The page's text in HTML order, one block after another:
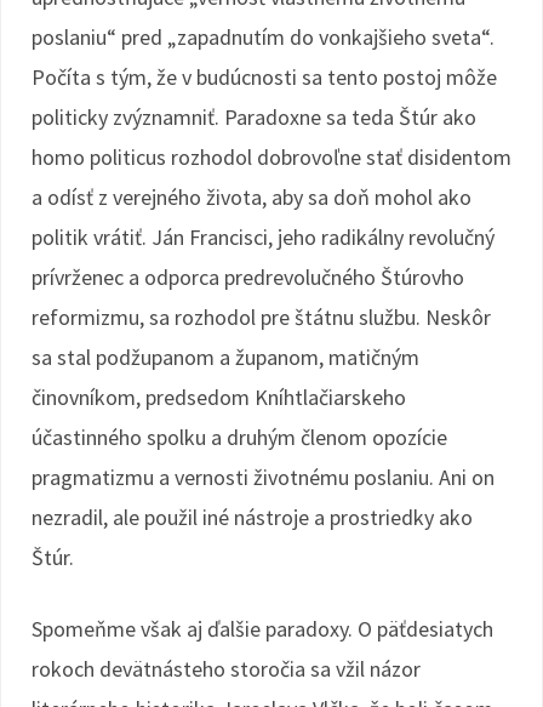
poslaniu“ pred „zapadnutím do vonkajšieho sveta“.
Počíta s tým, že v budúcnosti sa tento postoj môže
politicky zvýznamniť. Paradoxne sa teda Štúr ako
homo politicus rozhodol dobrovoľne stať disidentom
a odísť z verejného života, aby sa doň mohol ako
politik vrátiť. Ján Francisci, jeho radikálny revolučný
prívrženec a odporca predrevolučného Štúrovho
reformizmu, sa rozhodol pre štátnu službu. Neskôr
sa stal podžupanom a županom, matičným
činovníkom, predsedom Kníhtlačiarskeho
účastinného spolku a druhým členom opozície
pragmatizmu a vernosti životnému poslaniu. Ani on
nezradil, ale použil iné nástroje a prostriedky ako
Štúr.
Spomeňme však aj ďalšie paradoxy. O päťdesiatych
rokoch devätnásteho storočia sa vžil názor